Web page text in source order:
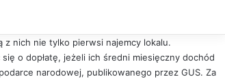
z nich nie tylko pierwsi najemcy lokalu.
o dopłatę, jeżeli ich średni miesięczny dochód
narodowej, publikowanego przez GUS. Za